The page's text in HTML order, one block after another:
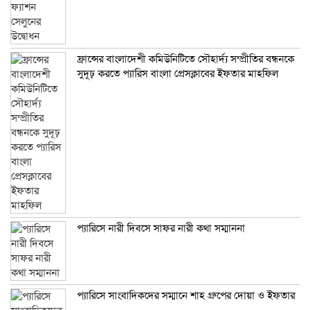
ফ্রান্সের বাংলাদেশী কমিউনিটিতে সৌহার্দ্য সম্প্রীতির বন্ধনকে
সুদূঢ় করতে প্যারিস বাংলা প্রেসক্লাবের ইফতার মাহফিল
প্যারিসে নারী দিবসে সাফর নারী কথা সম্মাননা
প্যারিসে সাংবাদিকদের সম্মানে শাহ গ্রুপের দোয়া ও ইফতার